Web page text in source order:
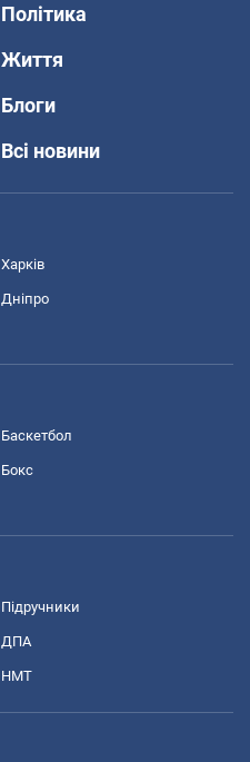
Політика
Життя
Блоги
Всі новини
Харків
Дніпро
Баскетбол
Бокс
Підручники
ДПА
НМТ